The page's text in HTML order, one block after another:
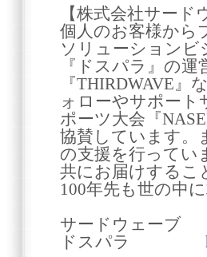
【株式会社サード
個人のお客様から
ソリューションビ
『ドスパラ』の
『THIRDWAVE
ォローやサポート
ポーツ大会『
協賛しています。
の支援を行ってい
共にお届けするこ
100年先も世の中
サードウェーブ
ドスパラ